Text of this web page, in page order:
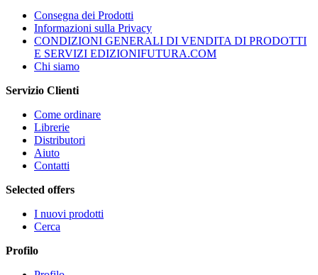
Consegna dei Prodotti
Informazioni sulla Privacy
CONDIZIONI GENERALI DI VENDITA DI PRODOTTI
E SERVIZI EDIZIONIFUTURA.COM
Chi siamo
Servizio Clienti
Come ordinare
Librerie
Distributori
Aiuto
Contatti
Selected offers
I nuovi prodotti
Cerca
Profilo